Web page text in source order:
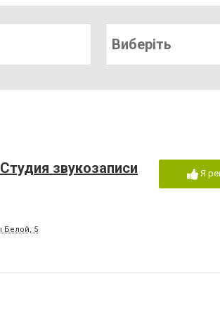
Виберіть
звукозаписи
Белой, 5
Я